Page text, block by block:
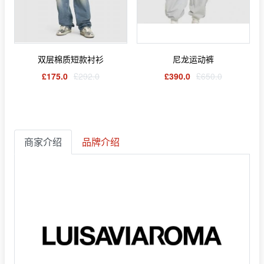
双层棉质短款衬衫
£175.0 £292.0
尼龙运动裤
£390.0 £650.0
商家介绍 品牌介绍